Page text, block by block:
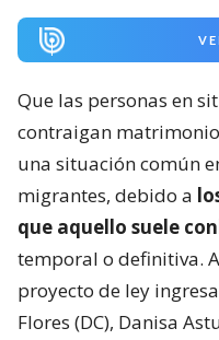
Que las personas en
contraigan
una situación común
migrantes, debido a
que aquello suele
temporal o definitiva.
proyecto de ley
Flores (DC), Danisa